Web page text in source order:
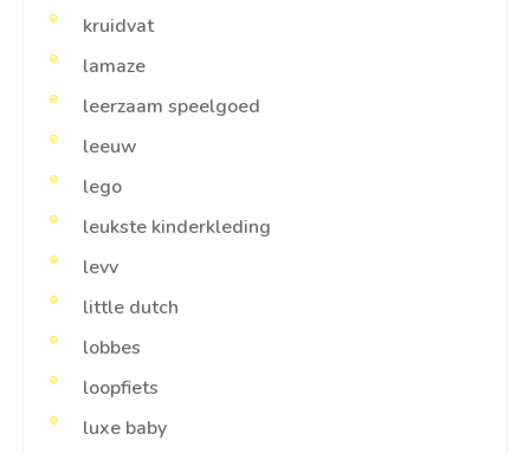
kruidvat
lamaze
leerzaam speelgoed
leeuw
lego
leukste kinderkleding
levv
little dutch
lobbes
loopfiets
luxe baby